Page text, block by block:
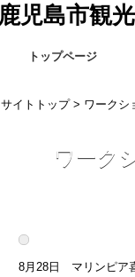
トップページ
サイトトップ> ワークシ
ワーク
8月28日 マリンピ